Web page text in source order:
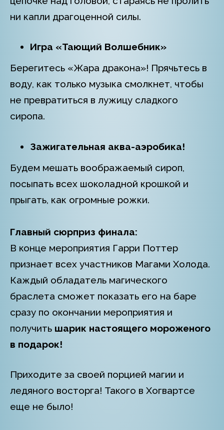
ни капли драгоценной силы.
Игра «Тающий Волшебник»
Берегитесь «Жара дракона»! Прячьтесь в
воду, как только музыка смолкнет, чтобы
не превратиться в лужицу сладкого
сиропа.
Зажигательная аква-аэробика!
Будем мешать воображаемый сироп,
посыпать всех шоколадной крошкой и
прыгать, как огромные рожки.
Главный сюрприз финала:
В конце мероприятия Гарри Поттер
признает всех участников Магами Холода.
Каждый обладатель магического
браслета сможет показать его на баре
сразу по окончании мероприятия и
получить шарик настоящего мороженого
в подарок!
Приходите за своей порцией магии и
ледяного восторга! Такого в Хогвартсе
еще не было!